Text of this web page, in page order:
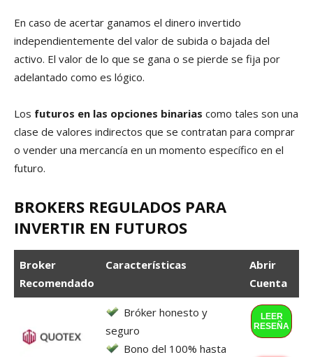
En caso de acertar ganamos el dinero invertido
independientemente del valor de subida o bajada del
activo. El valor de lo que se gana o se pierde se fija por
adelantado como es lógico.
Los futuros en las opciones binarias como tales son una
clase de valores indirectos que se contratan para comprar
o vender una mercancía en un momento específico en el
futuro.
BROKERS REGULADOS PARA
INVERTIR EN FUTUROS
Broker
Recomendado
Características
Abrir
Cuenta
Bróker honesto y
seguro
Bono del 100% hasta
LEER
RESEÑA